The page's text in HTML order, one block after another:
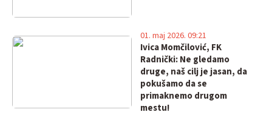
Ivica Momčilović, FK
Radnički: Ne gledamo
druge, naš cilj je jasan, da
pokušamo da se
primaknemo drugom
mestu!
01. maj 2026. 09:21